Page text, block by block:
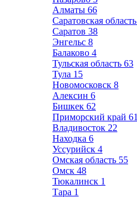
Алматы 66
Саратовская область
Саратов 38
Энгельс 8
Балаково 4
Тульская область 63
Тула 15
Новомосковск 8
Алексин 6
Бишкек 62
Приморский край 61
Владивосток 22
Находка 6
Уссурийск 4
Омская область 55
Омск 48
Тюкалинск 1
Тара 1